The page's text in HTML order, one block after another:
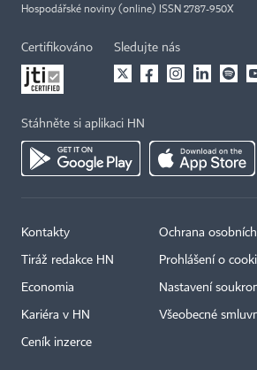
Hospodářské noviny (online) ISSN 2787-950X
Certifikováno Sledujte nás
Stáhněte si aplikaci HN
Kontakty
Tiráž redakce HN
Economia
Kariéra v HN
Ceník inzerce
Ochrana
Prohlášení o
Nastavení
Všeobecné